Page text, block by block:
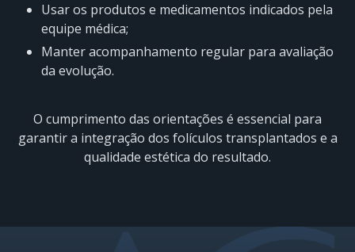
Usar os produtos e medicamentos indicados pela
equipe médica;
Manter acompanhamento regular para avaliação
da evolução.
O cumprimento das orientações é essencial para
garantir a integração dos folículos transplantados e a
qualidade estética do resultado.